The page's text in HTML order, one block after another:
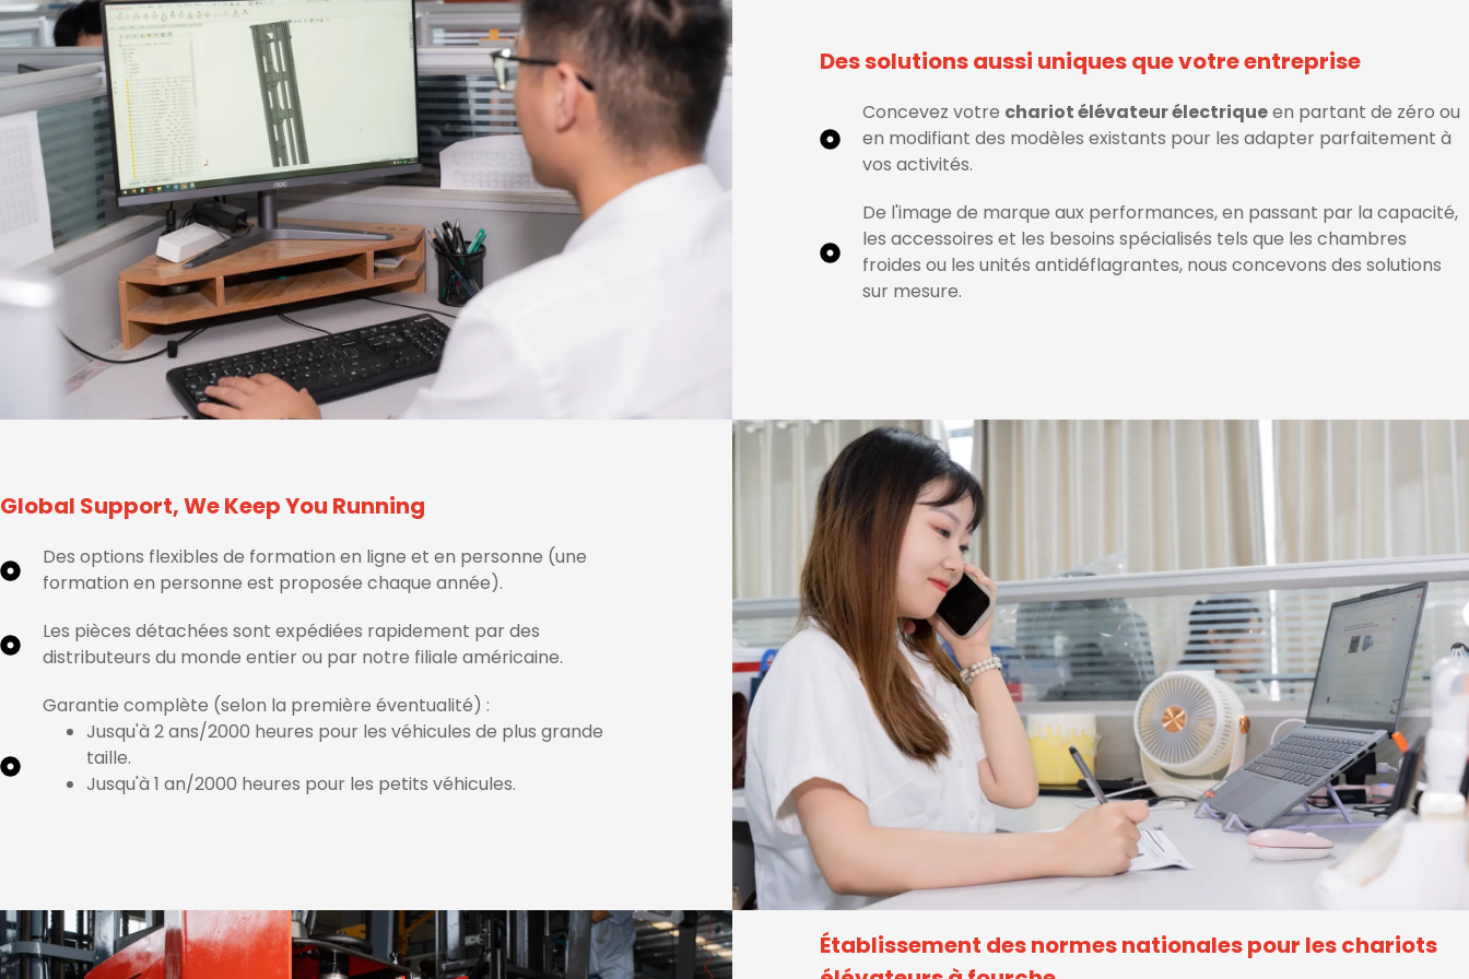
bobines, de câbles, de moules, de plaques
épaisses, d'enroulements de
transformateurs et de pièces moulées de
grande taille.
Des solutions aussi uniques que votre entreprise
Concevez votre chariot élévateur électriqueen partant de zéro ou
en modifiant des modèles existants pour les adapter parfaitement à
vos activités.
De l'image de marque aux performances, en passant par la capacité,
les accessoires et les besoins spécialisés tels que les chambres
froides ou les unités antidéflagrantes, nous concevons des solutions
sur mesure.
Global Support, We Keep You Running
Des options flexibles de formation en ligne et en personne (une
formation en personne est proposée chaque année).
Les pièces détachées sont expédiées rapidement par des
distributeurs du monde entier ou par notre filiale américaine.
Garantie complète (selon la première éventualité) :
Jusqu'à 2 ans/2000 heures pour les véhicules de plus grande
taille.
Jusqu'à 1 an/2000 heures pour les petits véhicules.
Établissement des normes nationales pour les chariots